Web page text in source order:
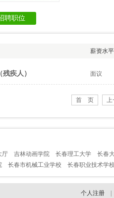
聘职位
薪资水平
疾人） 面议
首 页 上
厅 吉林动画学院 长春理工大学 长春
长春市机械工业学校 长春职业技术学校
个人注册